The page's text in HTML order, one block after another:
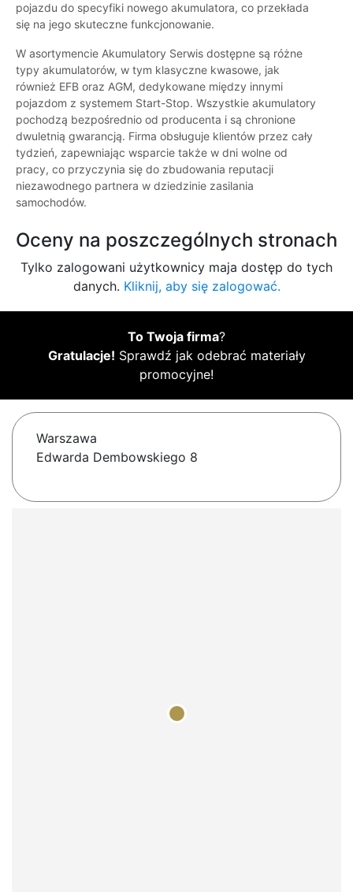
pojazdu do specyfiki nowego akumulatora, co przekłada
się na jego skuteczne funkcjonowanie.
W asortymencie Akumulatory Serwis dostępne są różne
typy akumulatorów, w tym klasyczne kwasowe, jak
również EFB oraz AGM, dedykowane między innymi
pojazdom z systemem Start-Stop. Wszystkie akumulatory
pochodzą bezpośrednio od producenta i są chronione
dwuletnią gwarancją. Firma obsługuje klientów przez cały
tydzień, zapewniając wsparcie także w dni wolne od
pracy, co przyczynia się do zbudowania reputacji
niezawodnego partnera w dziedzinie zasilania
samochodów.
Oceny na poszczególnych stronach
Tylko zalogowani użytkownicy maja dostęp do tych
danych. Kliknij, aby się zalogować.
To Twoja firma?
Gratulacje! Sprawdź jak odebrać materiały
promocyjne!
Warszawa
Edwarda Dembowskiego 8